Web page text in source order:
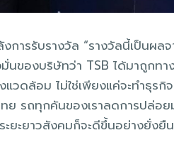
การรับรางวัล “รางวัลนี้เป็นผ
นของบริษัทว่า TSB ได้มาถูกท
ดล้อม ไม่ใช่เพียงแค่จะทำธุรกิ
ย รถทุกคันของเราลดการปล่
ะยะยาวสังคมก็จะดีขึ้นอย่างยั่งยืน